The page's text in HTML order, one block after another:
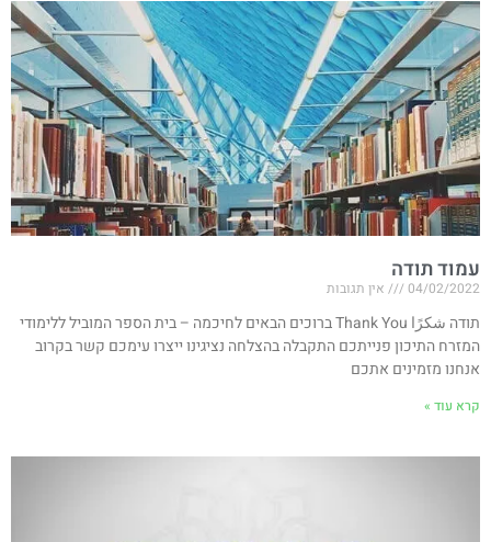
עמוד תודה
04/02/2022 אין תגובות
תודה شكرًا Thank You ברוכים הבאים לחיכמה – בית הספר המוביל ללימודי
המזרח התיכון פנייתכם התקבלה בהצלחה נציגינו ייצרו עימכם קשר בקרוב
אנחנו מזמינים אתכם
קרא עוד »